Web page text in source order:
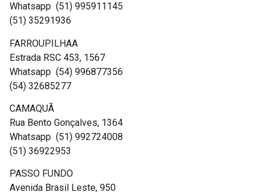
Whatsapp (51) 995911145
(51) 35291936
FARROUPILHAA
Estrada RSC 453, 1567
Whatsapp (54) 996877356
(54) 32685277
CAMAQUÃ
Rua Bento Gonçalves, 1364
Whatsapp (51) 992724008
(51) 36922953
PASSO FUNDO
Avenida Brasil Leste, 950